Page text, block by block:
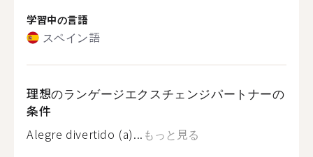
学習中の言語
スペイン語
理想のランゲージエクスチェンジパートナーの
条件
Alegre divertido (a)... もっと見る